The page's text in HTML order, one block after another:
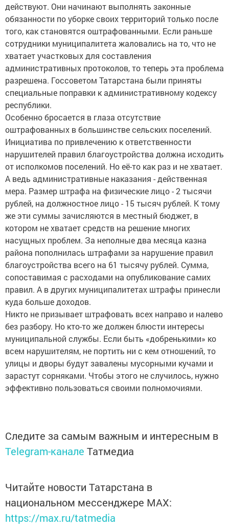
действуют. Они начинают выполнять законные
обязанности по уборке своих территорий только после
того, как становятся оштрафованными. Если раньше
сотрудники муниципалитета жаловались на то, что не
хватает участковых для составления
административных протоколов, то теперь эта проблема
разрешена. Госсоветом Татарстана были приняты
специальные поправки к административному кодексу
республики.
Особенно бросается в глаза отсутствие
оштрафованных в большинстве сельских поселений.
Инициатива по привлечению к ответственности
нарушителей правил благоустройства должна исходить
от исполкомов поселений. Но её-то как раз и не хватает.
А ведь административные наказания - действенная
мера. Размер штрафа на физические лицо - 2 тысячи
рублей, на должностное лицо - 15 тысяч рублей. К тому
же эти суммы зачисляются в местный бюджет, в
котором не хватает средств на решение многих
насущных проблем. За неполные два месяца казна
района пополнилась штрафами за нарушение правил
благоустройства всего на 61 тысячу рублей. Сумма,
сопоставимая с расходами на опубликование самих
правил. А в других муниципалитетах штрафы принесли
куда больше доходов.
Никто не призывает штрафовать всех направо и налево
без разбору. Но кто-то же должен блюсти интересы
муниципальной службы. Если быть «добренькими» ко
всем нарушителям, не портить ни с кем отношений, то
улицы и дворы будут завалены мусорными кучами и
зарастут сорняками. Чтобы этого не случилось, нужно
эффективно пользоваться своими полномочиями.
Следите за самым важным и интересным в
Telegram-канале Татмедиа
Читайте новости Татарстана в
национальном мессенджере MАХ:
https://max.ru/tatmedia